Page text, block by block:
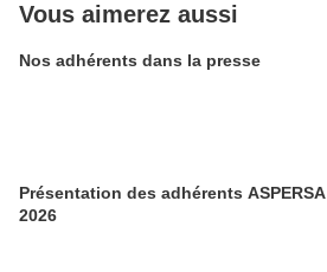
Vous aimerez aussi
Nos adhérents dans la presse
Présentation des adhérents ASPERSA
2026